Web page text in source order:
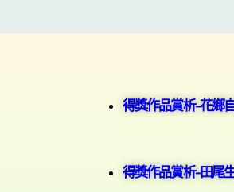
得獎作品賞析-花鄉
得獎作品賞析-田尾